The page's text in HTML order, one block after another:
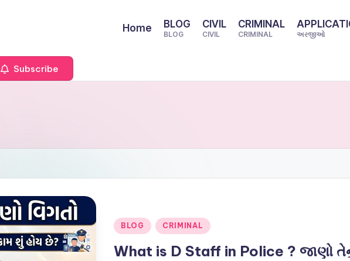
Home BLOG
BLOG
CIVIL
CIVIL
CRIMINAL
CRIMINAL અરજીઓ
Subscribe
Posted
BLOG CRIMINAL
What is D Staff in Police ? જાણો